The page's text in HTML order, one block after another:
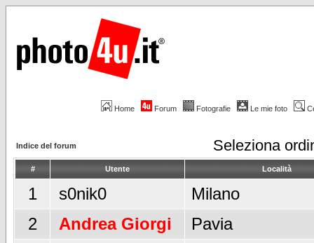
Home Forum Fotografie Le mie foto
Indice del forum Seleziona
# Utente Località
1 s0nik0
Milano
2
Andrea Giorgi
Pavia